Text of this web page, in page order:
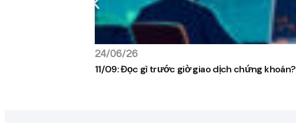
24/06/26
11/09: Đọc gì trước giờ giao dịch chứng khoán?